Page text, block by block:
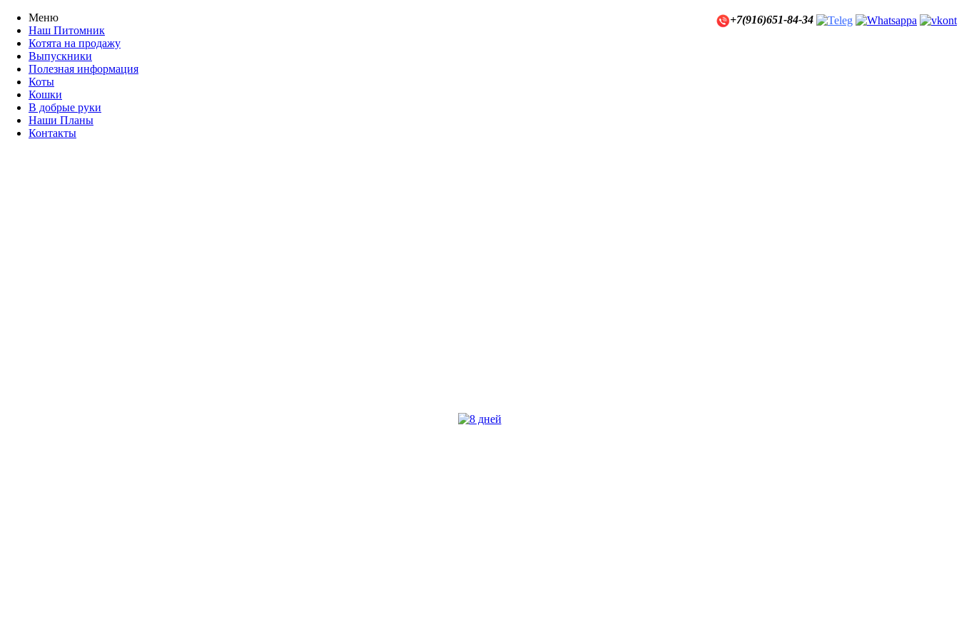
+7(916)651-84-34
Меню
Наш Питомник
Котята на продажу
Выпускники
Полезная информация
Коты
Кошки
В добрые руки
Наши Планы
Контакты